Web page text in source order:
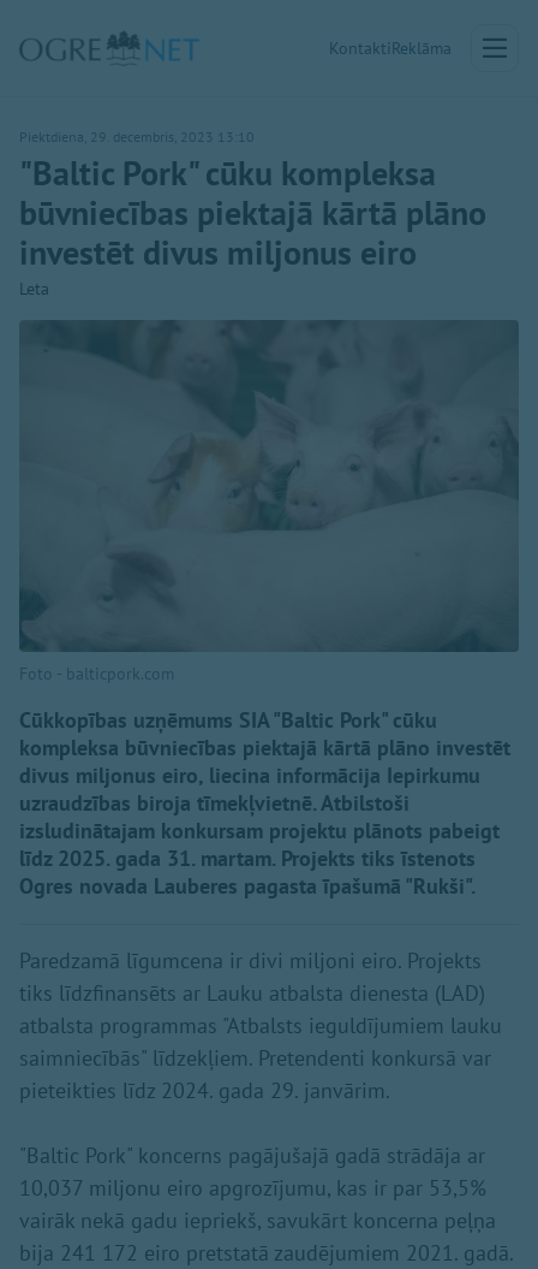
KontaktiReklāma
Piektdiena, 29. decembris, 2023 13:10
"Baltic Pork" cūku kompleksa
būvniecības piektajā kārtā plāno
investēt divus miljonus eiro
Leta
Foto - balticpork.com
Cūkkopības uzņēmums SIA "Baltic Pork" cūku
kompleksa būvniecības piektajā kārtā plāno investēt
divus miljonus eiro, liecina informācija Iepirkumu
uzraudzības biroja tīmekļvietnē. Atbilstoši
izsludinātajam konkursam projektu plānots pabeigt
līdz 2025. gada 31. martam. Projekts tiks īstenots
Ogres novada Lauberes pagasta īpašumā "Rukši".
Paredzamā līgumcena ir divi miljoni eiro. Projekts
tiks līdzfinansēts ar Lauku atbalsta dienesta (LAD)
atbalsta programmas "Atbalsts ieguldījumiem lauku
saimniecībās" līdzekļiem. Pretendenti konkursā var
pieteikties līdz 2024. gada 29. janvārim.
"Baltic Pork" koncerns pagājušajā gadā strādāja ar
10,037 miljonu eiro apgrozījumu, kas ir par 53,5%
vairāk nekā gadu iepriekš, savukārt koncerna peļņa
bija 241 172 eiro pretstatā zaudējumiem 2021. gadā.